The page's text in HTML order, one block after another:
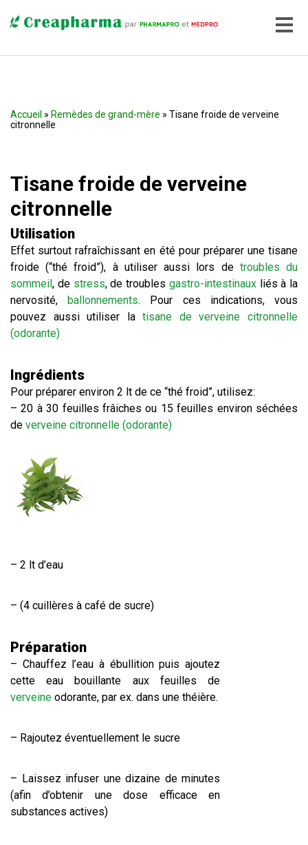
Accueil » Remèdes de grand-mère » Tisane froide de verveine
citronnelle
Tisane froide de verveine
citronnelle
Utilisation
Effet surtout rafraîchissant en été pour préparer une tisane
froide (“thé froid”), à utiliser aussi lors de troubles du
sommeil, de stress, de troubles gastro-intestinauxliés à la
nervosité,ballonnements. Pour ces indications, vous
pouvez aussi utiliser latisane de verveine citronnelle
(odorante)
Ingrédients
Pour préparer environ 2 lt de ce “thé froid”, utilisez:
– 20 à 30 feuilles frâiches ou 15 feuilles environ séchées
de verveine citronnelle (odorante)
– 2 lt d’eau
– (4 cuillères à café de sucre)
Préparation
– Chauffez l’eau à ébullition puis ajoutez
cette eau bouillante aux feuilles de
verveine odorante, par ex. dans une théière.
– Rajoutez éventuellement le sucre
– Laissez infuser une dizaine de minutes
(afin d’obtenir une dose efficace en
substances actives)